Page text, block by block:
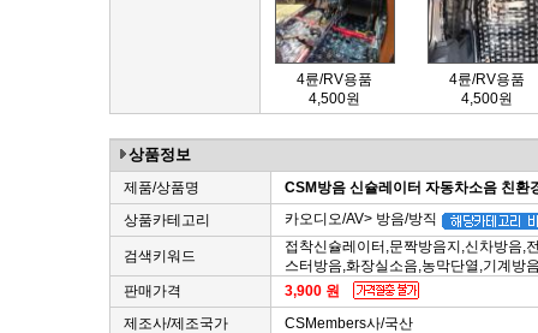
4륜/RV용품
4,500원
4륜/RV용품
4,500원
상품정보
제품/상품명
CSM방음 신슐레이터 자동차소음 친환
상품카테고리
카오디오/AV> 방음/방직
검색키워드
접착신슐레이터,문짝방음지,신차방음,
스터방음,화장실소음,농막단열,기계방
판매가격
3,900 원
제조사/제조국가
CSMembers사/국산